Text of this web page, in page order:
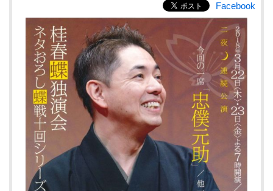
Facebook